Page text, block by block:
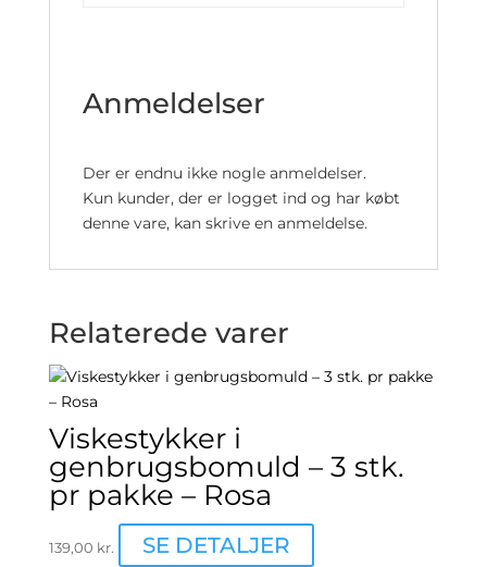
Anmeldelser
Der er endnu ikke nogle anmeldelser.
Kun kunder, der er logget ind og har købt
denne vare, kan skrive en anmeldelse.
Relaterede varer
Viskestykker i
genbrugsbomuld – 3 stk.
pr pakke – Rosa
139,00 kr. SE DETALJER